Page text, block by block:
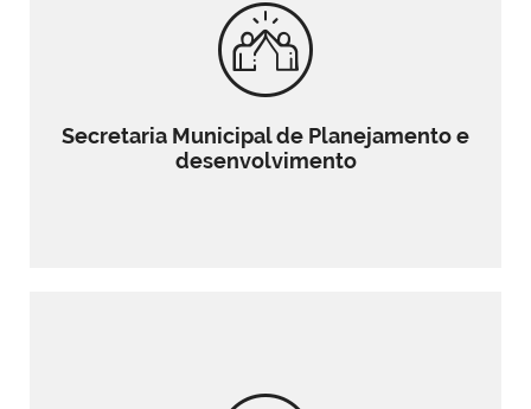
Secretaria Municipal de Planejamento e
desenvolvimento